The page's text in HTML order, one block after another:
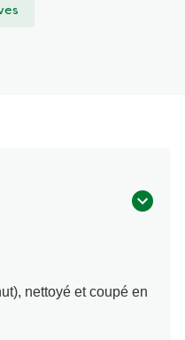
nettoyé et coupé en